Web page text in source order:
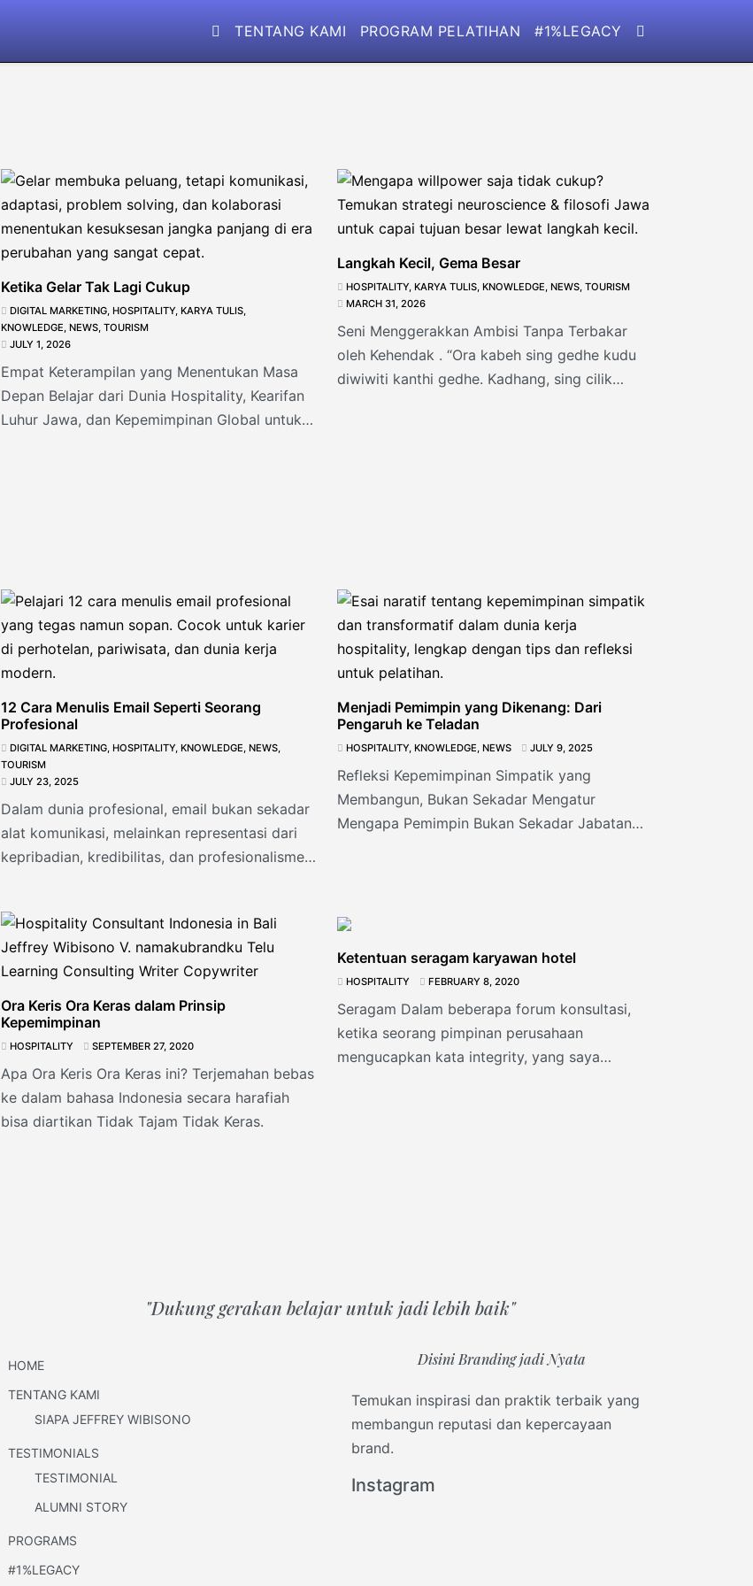
TENTANG KAMI PROGRAM PELATIHAN #1%LEGACY
Ketika Gelar Tak Lagi Cukup
DIGITAL MARKETING, HOSPITALITY, KARYA TULIS,
KNOWLEDGE, NEWS, TOURISM
JULY 1, 2026
Empat Keterampilan yang Menentukan Masa
Depan Belajar dari Dunia Hospitality, Kearifan
Luhur Jawa, dan Kepemimpinan Global untuk
Langkah Kecil, Gema Besar
HOSPITALITY, KARYA TULIS, KNOWLEDGE, NEWS, TOURISM
MARCH 31, 2026
Seni Menggerakkan Ambisi Tanpa Terbakar
oleh Kehendak . “Ora kabeh sing gedhe kudu
diwiwiti kanthi gedhe. Kadhang, sing cilik
12 Cara Menulis Email Seperti Seorang
Profesional
DIGITAL MARKETING HOSPITALITY KNOWLEDGE NEWS
TOURISM
JULY 23, 2025
Dalam dunia profesional, email bukan sekadar
alat komunikasi, melainkan representasi dari
kepribadian, kredibilitas, dan profesionalisme
Menjadi Pemimpin yang Dikenang: Dari
Pengaruh ke Teladan
HOSPITALITY KNOWLEDGE NEWS JULY 9, 2025
Refleksi Kepemimpinan Simpatik yang
Membangun, Bukan Sekadar Mengatur
Mengapa Pemimpin Bukan Sekadar Jabatan
Ora Keris Ora Keras dalam Prinsip
Kepemimpinan
HOSPITALITY SEPTEMBER 27, 2020
Apa Ora Keris Ora Keras ini? Terjemahan bebas
ke dalam bahasa Indonesia secara harafiah
bisa diartikan Tidak Tajam Tidak Keras.
Ketentuan seragam karyawan hotel
HOSPITALITY FEBRUARY 8, 2020
Seragam Dalam beberapa forum konsultasi,
ketika seorang pimpinan perusahaan
mengucapkan kata integrity, yang saya
"Dukung gerakan belajar untuk jadi lebih baik"
HOME
TENTANG KAMI
SIAPA JEFFREY WIBISONO
TESTIMONIALS
TESTIMONIAL
ALUMNI STORY
PROGRAMS
#1%LEGACY
Disini Branding jadi Nyata
Temukan inspirasi dan praktik terbaik yang
membangun reputasi dan kepercayaan
brand.
Instagram